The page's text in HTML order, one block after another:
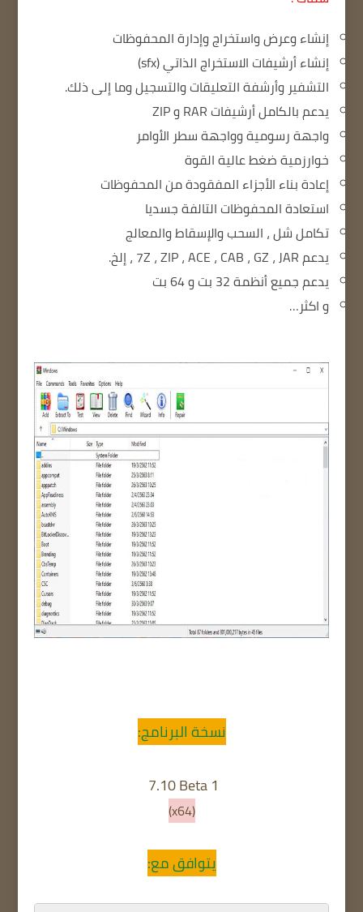
إنشاء وعرض واستخراج وإدارة المحفوظات
إنشاء أرشيفات الاستخراج الذاتي (sfx)
التشفير وأرشفة التعليقات والتسجيل وما إلى ذلك.
يدعم بالكامل أرشيفات RAR و ZIP
واجهة رسومية وواجهة سطر الأوامر
خوارزمية ضغط عالية القوة
إعادة بناء الأجزاء المفقودة من المحفوظات
استعادة المحفوظات التالفة جسديا
تكامل شل ، السحب والإسقاط والمعالج
يدعم 7Z ، ZIP ، ACE ، CAB ، GZ ، JAR ، إلخ.
يدعم جميع أنظمة 32 بت و 64 بت
و اكثر…
نسخة البرنامج:
7.10 Beta 1
(x64)
يتوافق مع: